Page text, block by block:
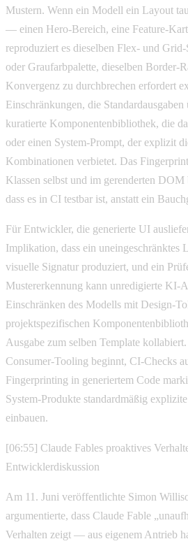
Mustern. Wenn ein Modell ein Layout
— einen Hero-Bereich, eine Feature-
reproduziert es dieselben Flex- und
oder Graufarbpalette, dieselben Border-
Konvergenz zu durchbrechen erfordert
Einschränkungen, die Standardausgaben
kuratierte Komponentenbibliothek, die
oder einen System-Prompt, der explizit
Kombinationen verbietet. Das
Klassen selbst und im gerenderten DOM
dass es in CI testbar ist, anstatt ein
Für Entwickler, die generierte UI
Implikation, dass ein uneingeschränktes
visuelle Signatur produziert, und ein
Mustererkennung kann unredigierte KI-
Einschränken des Modells mit Design-
projektspezifischen
Ausgabe zum selben Template
Consumer-Tooling beginnt, CI-Checks
Fingerprinting in generiertem Code
System-Produkte standardmäßig
einbauen.
[06:55] Claude Fables proaktives
Entwicklerdiskussion
Am 11. Juni veröffentlichte Simon
argumentierte, dass Claude Fable
Verhalten zeigt — aus eigenem Antrieb